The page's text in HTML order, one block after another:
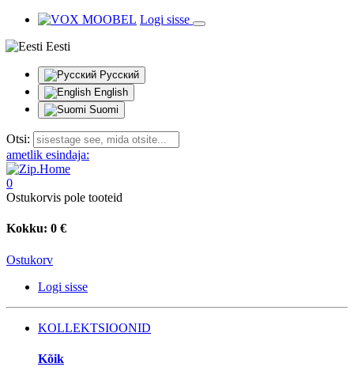
Logi sisse
Eesti
Русский
English
Suomi
Otsi:
ametlik esindaja:
0
Ostukorvis pole tooteid
Kokku: 0 €
Ostukorv
Logi sisse
KOLLEKTSIOONID
Kõik